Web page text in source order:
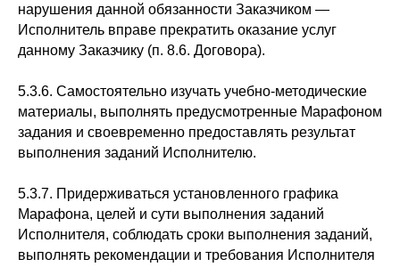
нарушения данной обязанности Заказчиком —
Исполнитель вправе прекратить оказание услуг
данному Заказчику (п. 8.6. Договора).
5.3.6. Самостоятельно изучать учебно-методические
материалы, выполнять предусмотренные Марафоном
задания и своевременно предоставлять результат
выполнения заданий Исполнителю.
5.3.7. Придерживаться установленного графика
Марафона, целей и сути выполнения заданий
Исполнителя, соблюдать сроки выполнения заданий,
выполнять рекомендации и требования Исполнителя